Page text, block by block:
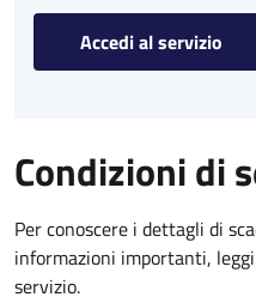
Accedi al servizio
Condizioni di
Per conoscere i dettagli di
informazioni importanti,
servizio.